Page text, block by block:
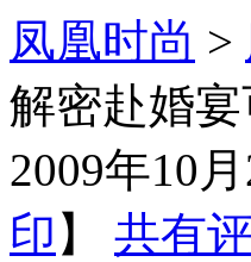
凤凰时尚 >
解密赴婚
2009年10
印 】 共有